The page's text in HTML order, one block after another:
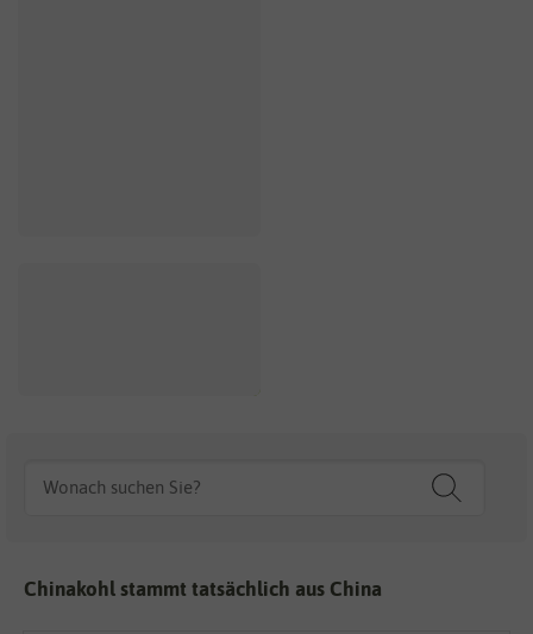
Chinakohl stammt tatsächlich aus China